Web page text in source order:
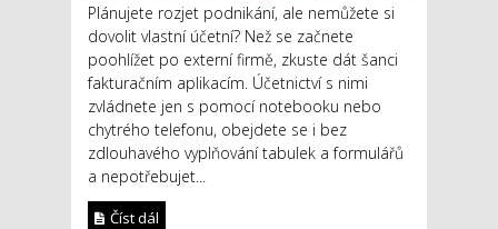
Plánujete rozjet podnikání, ale nemůžete si
dovolit vlastní účetní? Než se začnete
poohlížet po externí firmě, zkuste dát šanci
fakturačním aplikacím. Účetnictví s nimi
zvládnete jen s pomocí notebooku nebo
chytrého telefonu, obejdete se i bez
zdlouhavého vyplňování tabulek a formulářů
a nepotřebujet...
Číst dál